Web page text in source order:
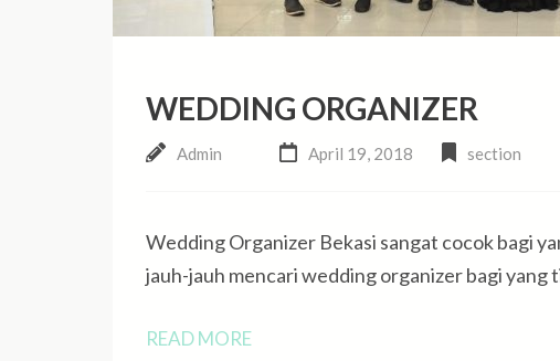
WEDDING ORGANIZER
Admin April 19, 2018 section
Wedding Organizer Bekasi sangat cocok bagi
jauh-jauh mencari wedding organizer bagi yang
READ MORE